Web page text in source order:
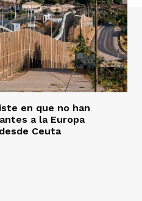
en que no han
a la Europa
Ceuta